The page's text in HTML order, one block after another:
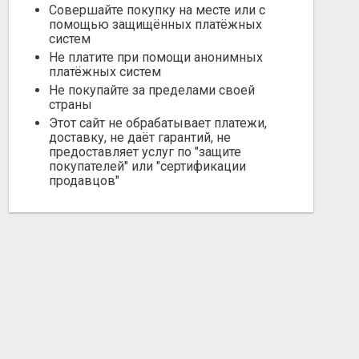
Совершайте покупку на месте или с
помощью защищённых платёжных
систем
Не платите при помощи анонимных
платёжных систем
Не покупайте за пределами своей
страны
Этот сайт не обрабатывает платежи,
доставку, не даёт гарантий, не
предоставляет услуг по "защите
покупателей" или "сертификации
продавцов"